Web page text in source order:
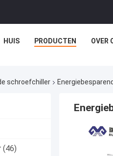
HUIS PRODUCTEN OVER
schroefchiller
(46)